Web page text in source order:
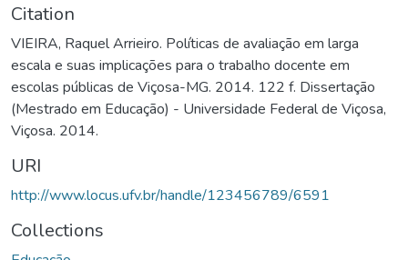
Citation
VIEIRA, Raquel Arrieiro. Políticas de avaliação em larga
escala e suas implicações para o trabalho docente em
escolas públicas de Viçosa-MG. 2014. 122 f. Dissertação
(Mestrado em Educação) - Universidade Federal de Viçosa,
Viçosa. 2014.
URI
http://www.locus.ufv.br/handle/123456789/6591
Collections